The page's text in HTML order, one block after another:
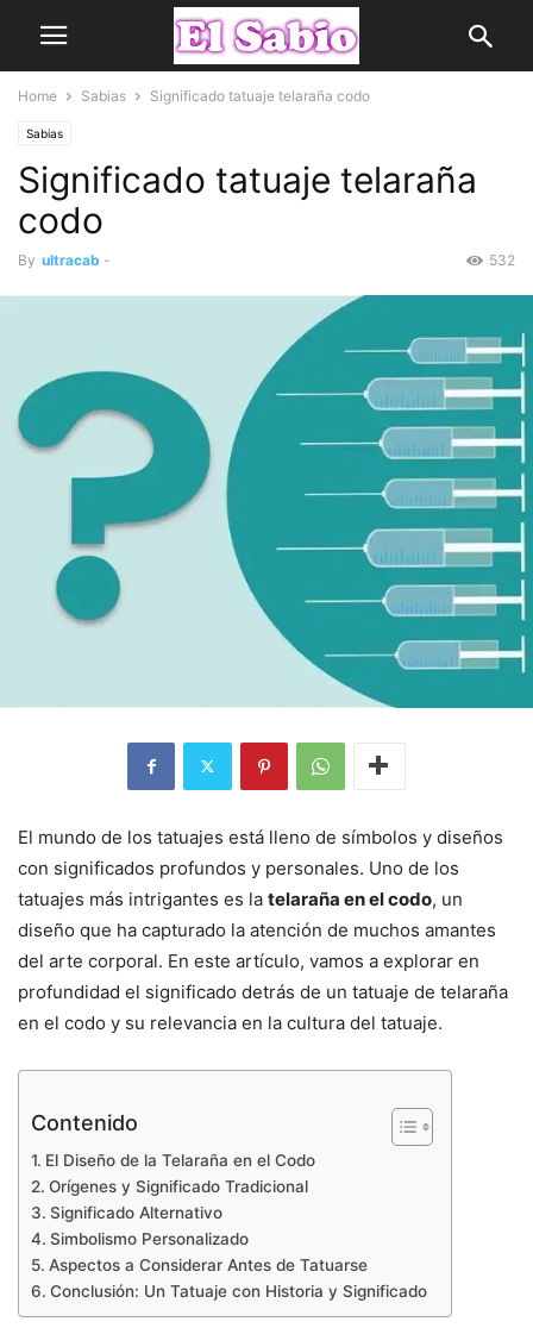
Home Sabias Significado tatuaje telaraña codo
Sabias
Significado tatuaje telaraña
codo
By ultracab - 532
El mundo de los tatuajes está lleno de símbolos y diseños
con significados profundos y personales. Uno de los
tatuajes más intrigantes es la telaraña en el codo, un
diseño que ha capturado la atención de muchos amantes
del arte corporal. En este artículo, vamos a explorar en
profundidad el significado detrás de un tatuaje de telaraña
en el codo y su relevancia en la cultura del tatuaje.
Contenido
El Diseño de la Telaraña en el Codo
Orígenes y Significado Tradicional
Significado Alternativo
Simbolismo Personalizado
Aspectos a Considerar Antes de Tatuarse
Conclusión: Un Tatuaje con Historia y Significado